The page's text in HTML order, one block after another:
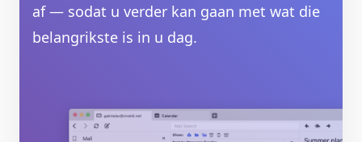
af — sodat u verder kan gaan met wat die
belangrikste is in u dag.